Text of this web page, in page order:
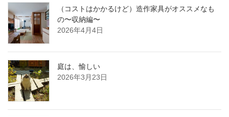
（コストはかかるけど）造作家具がオススメなも
の〜収納編〜
2026年4月4日
庭は、愉しい
2026年3月23日